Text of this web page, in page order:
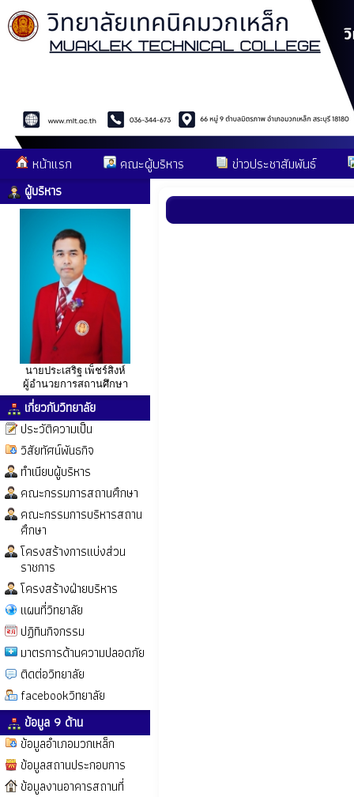
หน้าแรก คณะผู้บริหาร ข่าวประชาสัมพันธ์
ผู้บริหาร
นายประเสริฐ เพ็ชร์สิงห์
ผู้อำนวยการสถานศึกษา
เกี่ยวกับวิทยาลัย
ประวัติความเป็น
วิสัยทัศน์พันธกิจ
ทำเนียบผู้บริหาร
คณะกรรมการสถานศึกษา
คณะกรรมการบริหารสถาน
ศึกษา
โครงสร้างการแบ่งส่วน
ราชการ
โครงสร้างฝ่ายบริหาร
แผนที่วิทยาลัย
ปฏิทินกิจกรรม
มาตรการด้านความปลอดภัย
ติดต่อวิทยาลัย
facebookวิทยาลัย
ข้อมูล 9 ด้าน
ข้อมูลอำเภอมวกเหล็ก
ข้อมูลสถานประกอบการ
ข้อมูลงานอาคารสถานที่